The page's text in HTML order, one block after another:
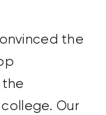
the
the
Our